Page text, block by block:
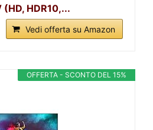
HDR10,...
Vedi offerta su Amazon
OFFERTA - SCONTO DEL 15%